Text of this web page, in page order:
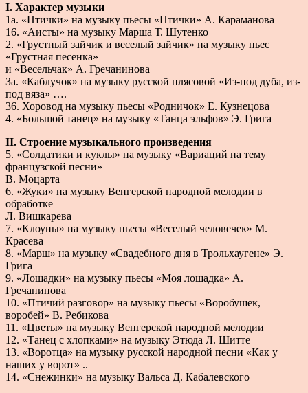
I. Характер музыки
1а. «Птички» на музыку пьесы «Птички» А. Караманова
16. «Аисты» на музыку Марша Т. Шутенко
2. «Грустный зайчик и веселый зайчик» на музыку пьес
«Грустная песенка»
и «Весельчак» А. Гречанинова
За. «Каблучок» на музыку русской плясовой «Из-под дуба, из-
под вяза» ….
36. Хоровод на музыку пьесы «Родничок» Е. Кузнецова
4. «Большой танец» на музыку «Танца эльфов» Э. Грига
II. Строение музыкального произведения
5. «Солдатики и куклы» на музыку «Вариаций на тему
французской песни»
В. Моцарта
6. «Жуки» на музыку Венгерской народной мелодии в
обработке
Л. Вишкарева
7. «Клоуны» на музыку пьесы «Веселый человечек» М.
Красева
8. «Марш» на музыку «Свадебного дня в Трольхаугене» Э.
Грига
9. «Лошадки» на музыку пьесы «Моя лошадка» А.
Гречанинова
10. «Птичий разговор» на музыку пьесы «Воробушек,
воробей» В. Ребикова
11. «Цветы» на музыку Венгерской народной мелодии
12. «Танец с хлопками» на музыку Этюда Л. Шитте
13. «Воротца» на музыку русской народной песни «Как у
наших у ворот» ..
14. «Снежинки» на музыку Вальса Д. Кабалевского